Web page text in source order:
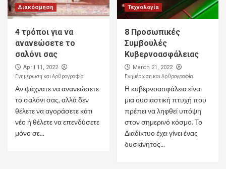
Διακόσμηση
4 τρόποι για να
ανανεώσετε το
σαλόνι σας
April 11, 2022
Ενημέρωση και Αρθρογραφία
Αν ψάχνατε να ανανεώσετε
το σαλόνι σας, αλλά δεν
θέλετε να αγοράσετε κάτι
νέο ή θέλετε να επενδύσετε
μόνο σε...
Τεχνολογία
8 Προσωπικές
Συμβουλές
Κυβερνοασφάλειας
March 21, 2022
Ενημέρωση και Αρθρογραφία
Η κυβερνοασφάλεια είναι
μια ουσιαστική πτυχή που
πρέπει να ληφθεί υπόψη
στον σημερινό κόσμο. Το
Διαδίκτυο έχει γίνει ένας
δυσκίνητος...